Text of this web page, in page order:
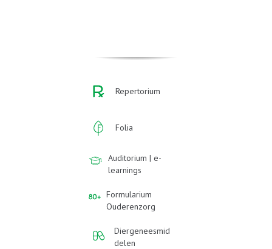
Repertorium
Folia
Auditorium | e-
learnings
Formularium
Ouderenzorg
Diergeneesmid
delen